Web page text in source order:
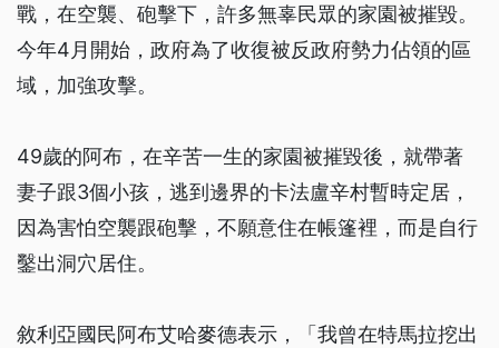
戰，在空襲、砲擊下，許多無辜民眾的家園被摧毀。
今年4月開始，政府為了收復被反政府勢力佔領的區
域，加強攻擊。
49歲的阿布，在辛苦一生的家園被摧毀後，就帶著
妻子跟3個小孩，逃到邊界的卡法盧辛村暫時定居，
因為害怕空襲跟砲擊，不願意住在帳篷裡，而是自行
鑿出洞穴居住。
敘利亞國民阿布艾哈麥德表示，「我曾在特馬拉挖出